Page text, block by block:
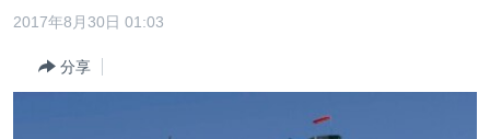
内港澳
国际
2017年8月30日 01:03
分享